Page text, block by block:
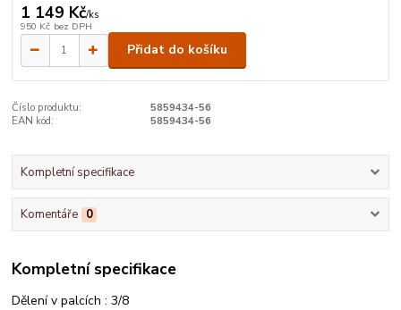
1 149 Kč/ks
950 Kč bez DPH
Přidat do košíku
Číslo produktu:
5859434-56
EAN kód:
5859434-56
Kompletní specifikace
Komentáře 0
Kompletní specifikace
Dělení v palcích : 3/8